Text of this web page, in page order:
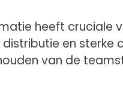
heeft cruciale
en sterke
van de